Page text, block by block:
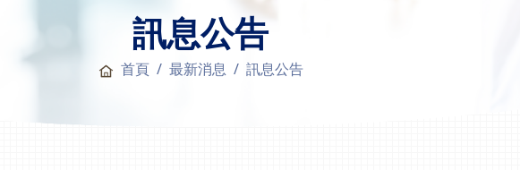
訊息公告
首頁 最新消息 訊息公告